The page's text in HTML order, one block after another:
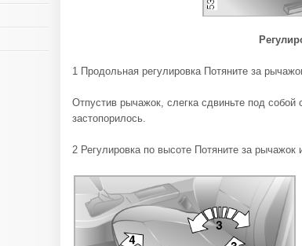
1 Продольная регулировка Потяните за
Отпустив рычажок, слегка сдвиньте под
застопорилось.
2 Регулировка по высоте Потяните за